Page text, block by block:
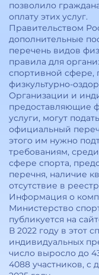
позволило
оплату этих услуг.
Правительством
дополнительные
перечень видов
правила для
спортивной сфере,
физкультурно-
Организации и
предоставляющие
услуги, могут
официальный
этого им нужно
требованиям,
сфере спорта,
перечня, наличие
отсутствие в
Информация о
Министерство
публикуется на
В 2022 году в этот
индивидуальных
число выросло до
4088 участников, с